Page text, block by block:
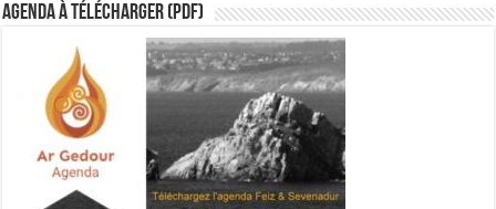
Agenda à télécharger (PDF)